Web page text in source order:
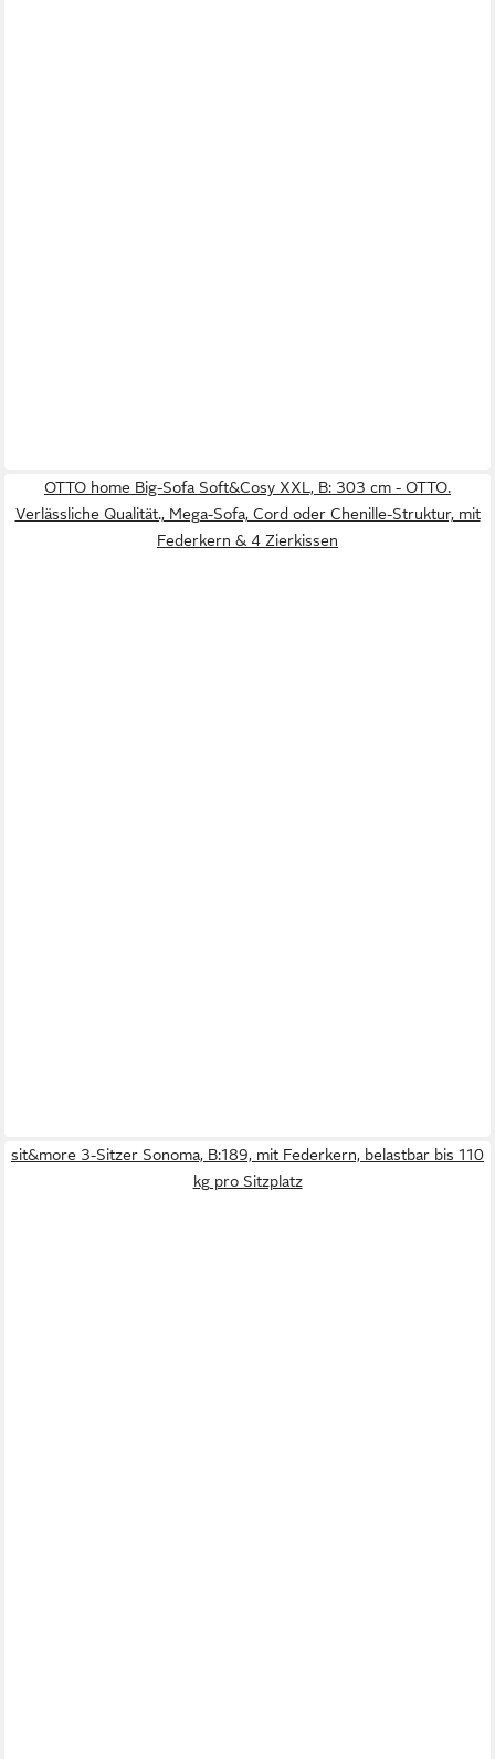
OTTO home Big-Sofa Soft&Cosy XXL, B: 303 cm - OTTO.
Verlässliche Qualität., Mega-Sofa, Cord oder Chenille-Struktur, mit
Federkern & 4 Zierkissen
sit&more 3-Sitzer Sonoma, B:189, mit Federkern, belastbar bis 110
kg pro Sitzplatz